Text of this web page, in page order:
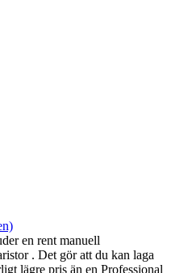
en rent manuell
. Det gör att du kan laga
lägre pris än en Professional